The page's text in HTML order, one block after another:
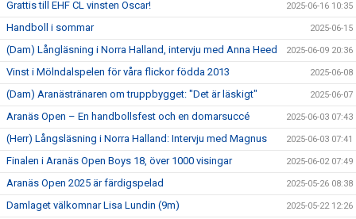
Grattis till EHF CL vinsten Oscar! 2025-06-16 10:35
Handboll i sommar 2025-06-15
(Dam) Långläsning i Norra Halland, intervju med Anna Heed 2025-06-09 20:36
Vinst i Mölndalspelen för våra flickor födda 2013 2025-06-08
(Dam) Aranästränaren om truppbygget: "Det är läskigt" 2025-06-07
Aranäs Open – En handbollsfest och en domarsuccé 2025-06-03 07:43
(Herr) Långsläsning i Norra Halland: Intervju med Magnus 2025-06-03 07:41
Finalen i Aranäs Open Boys 18, över 1000 visingar 2025-06-02 07:49
Aranäs Open 2025 är färdigspelad 2025-05-26 08:38
Damlaget välkomnar Lisa Lundin (9m) 2025-05-22 12:26